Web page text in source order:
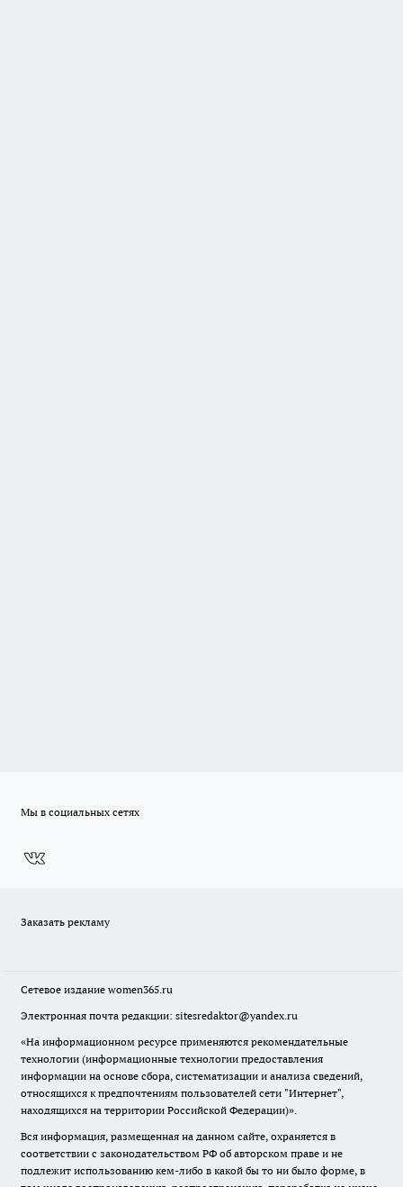
Мы в социальных сетях
Заказать рекламу
Сетевое издание women365.ru
Электронная почта редакции: sitesredaktor@yandex.ru
«На информационном ресурсе применяются рекомендательные
технологии (информационные технологии предоставления
информации на основе сбора, систематизации и анализа сведений,
относящихся к предпочтениям пользователей сети "Интернет",
находящихся на территории Российской Федерации)».
Вся информация, размещенная на данном сайте, охраняется в
соответствии с законодательством РФ об авторском праве и не
подлежит использованию кем-либо в какой бы то ни было форме, в